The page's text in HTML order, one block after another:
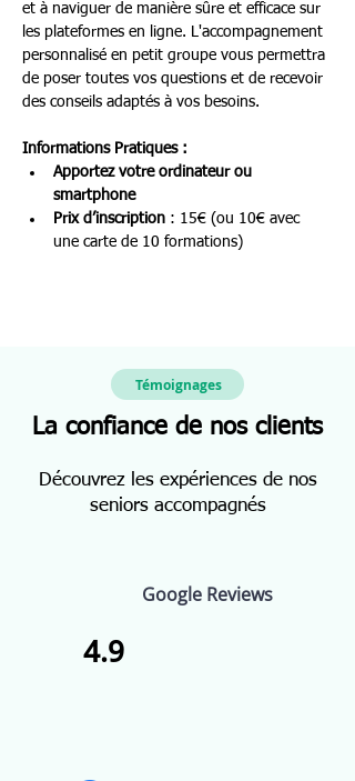
et à naviguer de manière sûre et efficace sur
les plateformes en ligne. L'accompagnement
personnalisé en petit groupe vous permettra
de poser toutes vos questions et de recevoir
des conseils adaptés à vos besoins.
Informations Pratiques :
Apportez votre ordinateur ou
smartphone
Prix d’inscription : 15€ (ou 10€ avec
une carte de 10 formations)
Témoignages
La confiance de nos clients
Découvrez les expériences de nos
seniors accompagnés
Google Reviews
4.9